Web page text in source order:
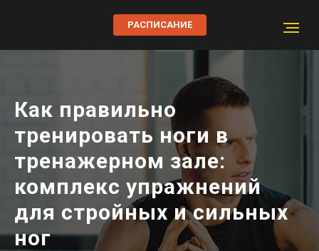
РАСПИСАНИЕ
Как правильно
тренировать ноги в
тренажерном зале:
комплекс упражнений
для стройных и сильных
ног